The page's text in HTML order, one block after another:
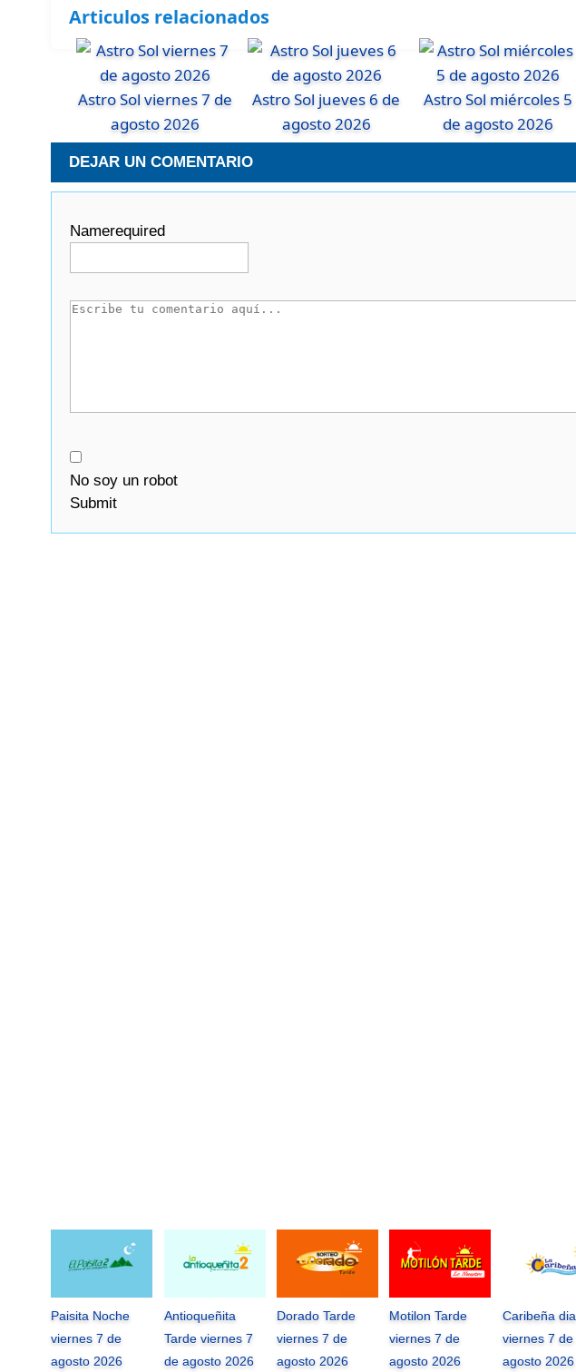
Articulos relacionados
Astro Sol viernes 7 de
agosto 2026
Astro Sol jueves 6 de
agosto 2026
Astro Sol miércoles 5
de agosto 2026
DEJAR UN COMENTARIO
Namerequired
No soy un robot
Submit
Paisita Noche
viernes 7 de
agosto 2026
Antioqueñita
Tarde viernes 7
de agosto 2026
Dorado Tarde
viernes 7 de
agosto 2026
Motilon Tarde
viernes 7 de
agosto 2026
Caribeña dia
viernes 7 de
agosto 2026